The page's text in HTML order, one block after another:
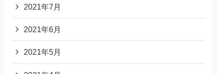
2021年7月
2021年6月
2021年5月